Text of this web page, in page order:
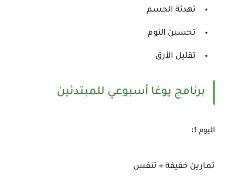
تهدئة الجسم
تحسين النوم
تقليل الأرق
برنامج يوغا أسبوعي للمبتدئين
اليوم 1 :
تمارين خفيفة + تنفس